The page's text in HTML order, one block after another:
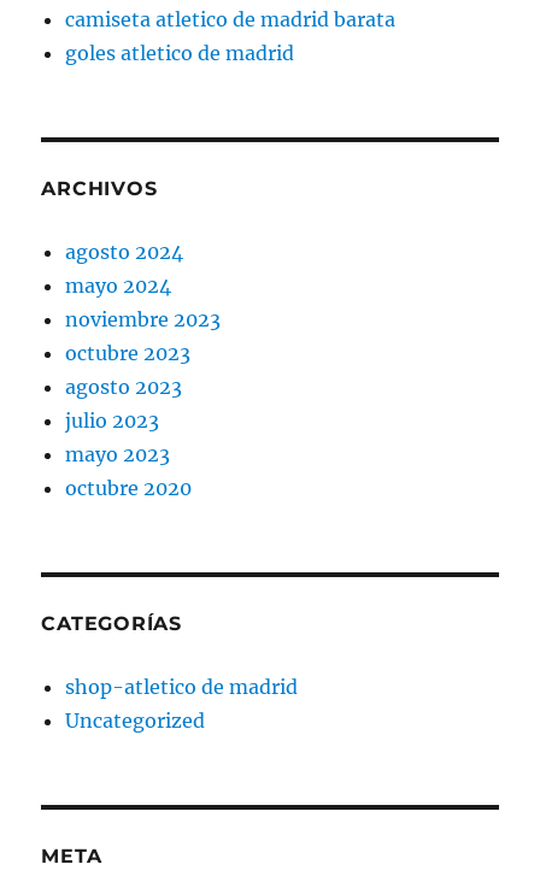
camiseta atletico de madrid barata
goles atletico de madrid
ARCHIVOS
agosto 2024
mayo 2024
noviembre 2023
octubre 2023
agosto 2023
julio 2023
mayo 2023
octubre 2020
CATEGORÍAS
shop-atletico de madrid
Uncategorized
META